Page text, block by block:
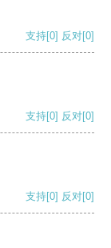
支持[0] 反对[0]
支持[0] 反对[0]
支持[0] 反对[0]